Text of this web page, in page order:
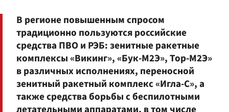
В регионе повышенным спросом
традиционно пользуются российские
средства ПВО и РЭБ: зенитные ракетные
комплексы «Викинг», «Бук-М2Э», Тор-М2Э»
в различных исполнениях, переносной
зенитный ракетный комплекс «Игла-С», а
также средства борьбы с беспилотными